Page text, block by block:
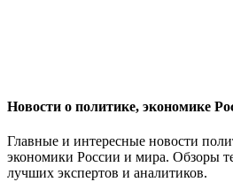
Новости о политике, экономике
Главные и интересные новости
экономики России и мира. Обзоры
лучших экспертов и аналитиков.